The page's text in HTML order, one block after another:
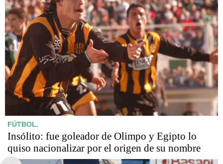
FÚTBOL.
Insólito: fue goleador de Olimpo y Egipto lo
quiso nacionalizar por el origen de su nombre